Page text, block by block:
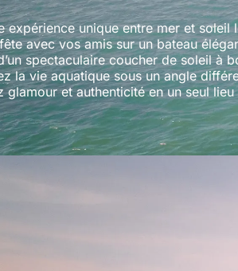
expérience unique entre mer et soleil
avec vos amis sur un bateau
spectaculaire coucher de soleil à
la vie aquatique sous un angle
glamour et authenticité en un seul lieu